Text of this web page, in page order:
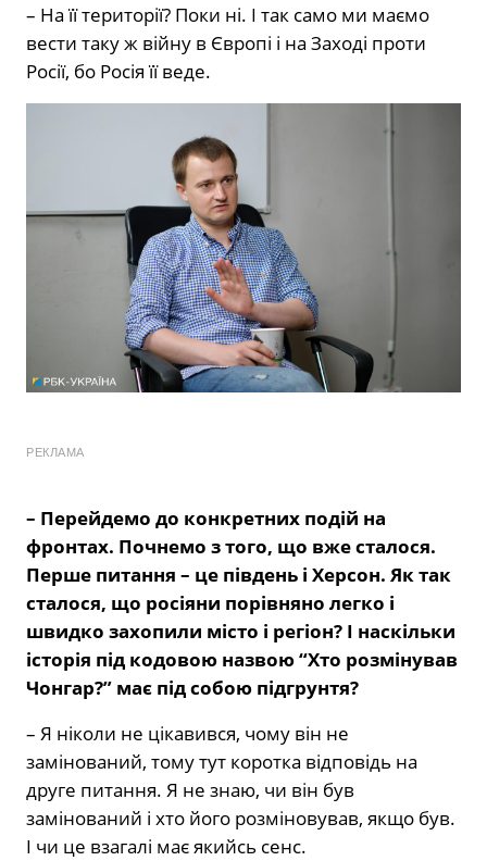
– На її території? Поки ні. І так само ми маємо
вести таку ж війну в Європі і на Заході проти
Росії, бо Росія її веде.
РЕКЛАМА
– Перейдемо до конкретних подій на
фронтах. Почнемо з того, що вже сталося.
Перше питання – це південь і Херсон. Як так
сталося, що росіяни порівняно легко і
швидко захопили місто і регіон? І наскільки
історія під кодовою назвою “Хто розмінував
Чонгар?” має під собою підгрунтя?
– Я ніколи не цікавився, чому він не
замінований, тому тут коротка відповідь на
друге питання. Я не знаю, чи він був
замінований і хто його розміновував, якщо був.
І чи це взагалі має якийсь сенс.